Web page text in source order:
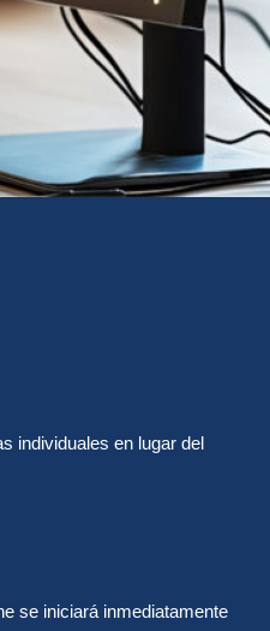
individuales en lugar del
se iniciará inmediatamente